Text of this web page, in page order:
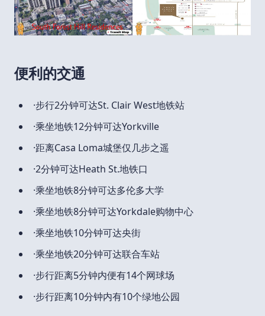
便利的交通
·步行2分钟可达St. Clair West地铁站
·乘坐地铁12分钟可达Yorkville
·距离Casa Loma城堡仅几步之遥
·2分钟可达Heath St.地铁口
·乘坐地铁8分钟可达多伦多大学
·乘坐地铁8分钟可达Yorkdale购物中心
·乘坐地铁10分钟可达央街
·乘坐地铁20分钟可达联合车站
·步行距离5分钟内便有14个网球场
·步行距离10分钟内有10个绿地公园